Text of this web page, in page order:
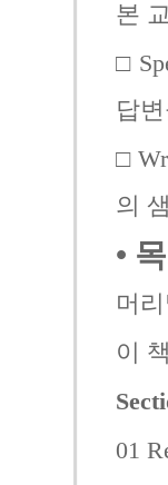
본
□
답
□
의
•
머
이
01